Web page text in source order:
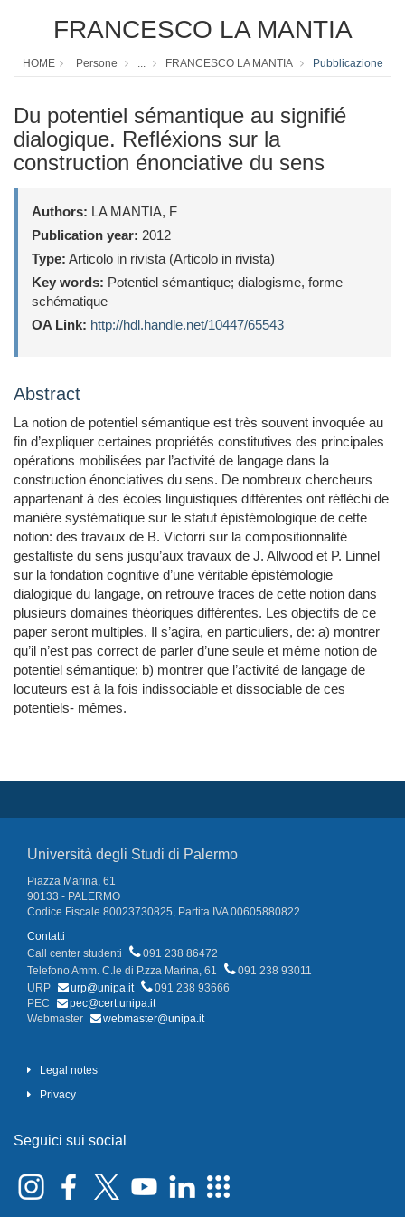
FRANCESCO LA MANTIA
HOME Persone ... FRANCESCO LA MANTIA Pubblicazione
Du potentiel sémantique au signifié
dialogique. Refléxions sur la
construction énonciative du sens
Authors: LA MANTIA, F
Publication year: 2012
Type: Articolo in rivista (Articolo in rivista)
Key words: Potentiel sémantique; dialogisme, forme
schématique
OA Link: http://hdl.handle.net/10447/65543
Abstract
La notion de potentiel sémantique est très souvent invoquée au
fin d’expliquer certaines propriétés constitutives des principales
opérations mobilisées par l’activité de langage dans la
construction énonciatives du sens. De nombreux chercheurs
appartenant à des écoles linguistiques différentes ont réfléchi de
manière systématique sur le statut épistémologique de cette
notion: des travaux de B. Victorri sur la compositionnalité
gestaltiste du sens jusqu’aux travaux de J. Allwood et P. Linnel
sur la fondation cognitive d’une véritable épistémologie
dialogique du langage, on retrouve traces de cette notion dans
plusieurs domaines théoriques différentes. Les objectifs de ce
paper seront multiples. Il s’agira, en particuliers, de: a) montrer
qu’il n’est pas correct de parler d’une seule et même notion de
potentiel sémantique; b) montrer que l’activité de langage de
locuteurs est à la fois indissociable et dissociable de ces
potentiels- mêmes.
Università degli Studi di Palermo
Piazza Marina, 61
90133 - PALERMO
Codice Fiscale 80023730825, Partita IVA 00605880822
Contatti
Call center studenti
091 238 86472
Telefono Amm. C.le di P.zza Marina, 61
091 238 93011
URP
urp@unipa.it
091 238 93666
PEC
pec@cert.unipa.it
Webmaster
webmaster@unipa.it
Legal notes
Privacy
Seguici sui social